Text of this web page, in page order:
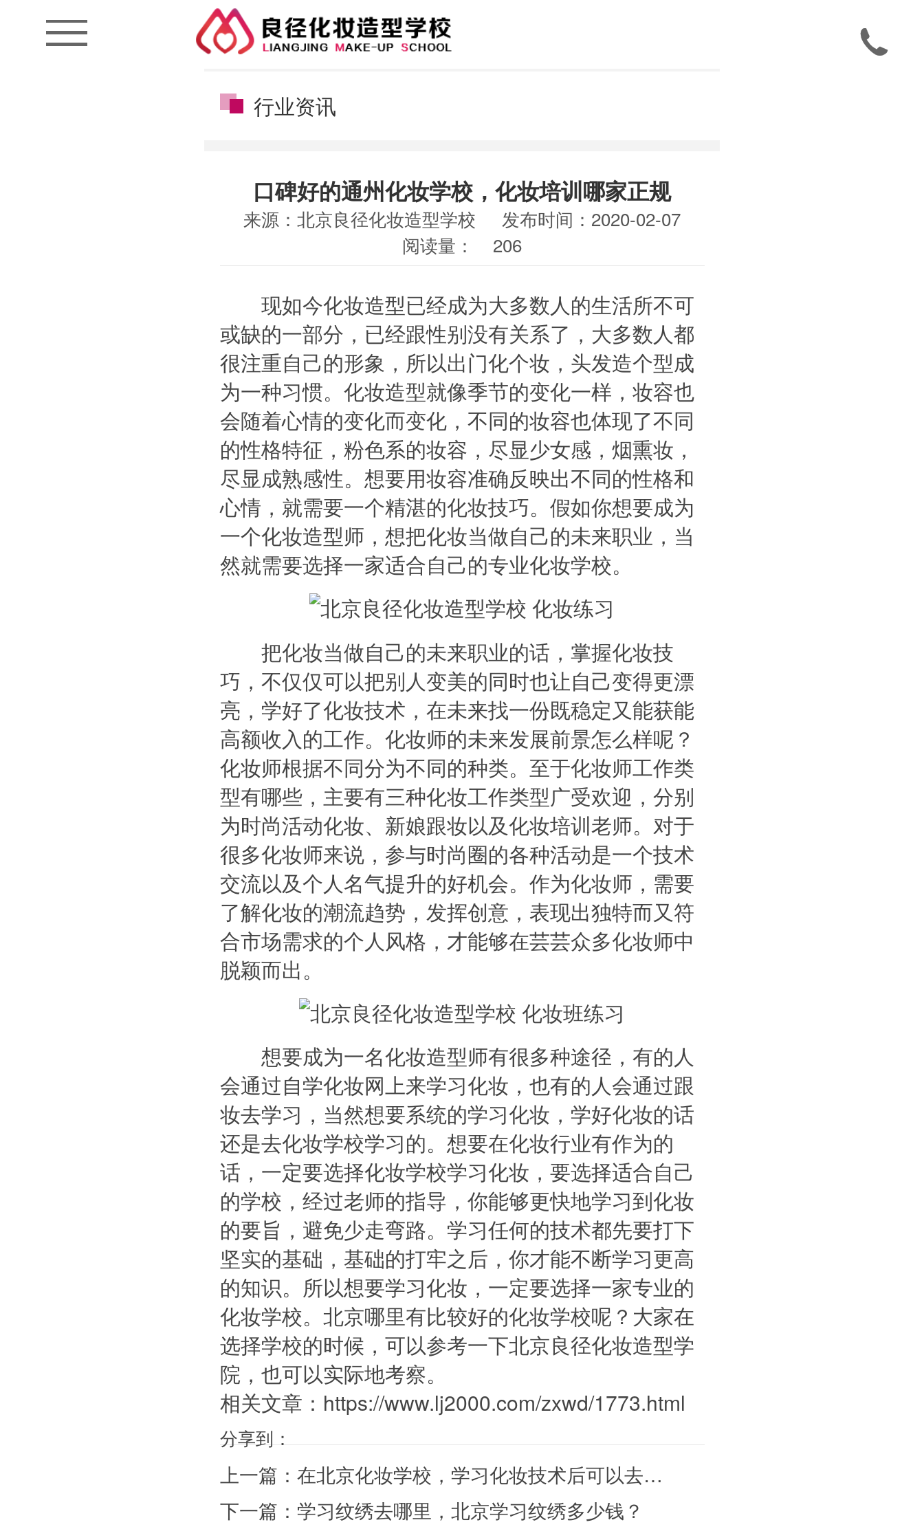

行业资讯
口碑好的通州化妆学校，化妆培训哪家正规
来源：北京良径化妆造型学校
发布时间：2020-02-07
阅读量：
206
现如今化妆造型已经成为大多数人的生活所不可
或缺的一部分，已经跟性别没有关系了，大多数人都
很注重自己的形象，所以出门化个妆，头发造个型成
为一种习惯。化妆造型就像季节的变化一样，妆容也
会随着心情的变化而变化，不同的妆容也体现了不同
的性格特征，粉色系的妆容，尽显少女感，烟熏妆，
尽显成熟感性。想要用妆容准确反映出不同的性格和
心情，就需要一个精湛的化妆技巧。假如你想要成为
一个化妆造型师，想把化妆当做自己的未来职业，当
然就需要选择一家适合自己的专业化妆学校。
把化妆当做自己的未来职业的话，掌握化妆技
巧，不仅仅可以把别人变美的同时也让自己变得更漂
亮，学好了化妆技术，在未来找一份既稳定又能获能
高额收入的工作。化妆师的未来发展前景怎么样呢？
化妆师根据不同分为不同的种类。至于化妆师工作类
型有哪些，主要有三种化妆工作类型广受欢迎，分别
为时尚活动化妆、新娘跟妆以及化妆培训老师。对于
很多化妆师来说，参与时尚圈的各种活动是一个技术
交流以及个人名气提升的好机会。作为化妆师，需要
了解化妆的潮流趋势，发挥创意，表现出独特而又符
合市场需求的个人风格，才能够在芸芸众多化妆师中
脱颖而出。
想要成为一名化妆造型师有很多种途径，有的人
会通过自学化妆网上来学习化妆，也有的人会通过跟
妆去学习，当然想要系统的学习化妆，学好化妆的话
还是去化妆学校学习的。想要在化妆行业有作为的
话，一定要选择化妆学校学习化妆，要选择适合自己
的学校，经过老师的指导，你能够更快地学习到化妆
的要旨，避免少走弯路。学习任何的技术都先要打下
坚实的基础，基础的打牢之后，你才能不断学习更高
的知识。所以想要学习化妆，一定要选择一家专业的
化妆学校。北京哪里有比较好的化妆学校呢？大家在
选择学校的时候，可以参考一下北京良径化妆造型学
院，也可以实际地考察。
相关文章： https://www.lj2000.com/zxwd/1773.html
分享到：
上一篇： 在北京化妆学校，学习化妆技术后可以去…
下一篇： 学习纹绣去哪里，北京学习纹绣多少钱？